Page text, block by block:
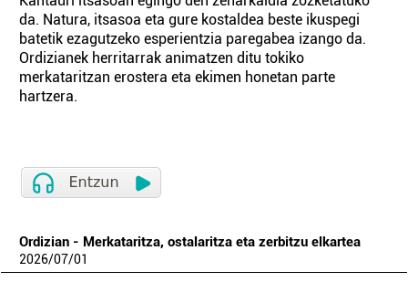
da. Natura, itsasoa eta gure kostaldea beste ikuspegi
batetik ezagutzeko esperientzia paregabea izango da.
Ordizianek herritarrak animatzen ditu tokiko
merkataritzan erostera eta ekimen honetan parte
hartzera.
Ordizian - Merkataritza, ostalaritza eta zerbitzu elkartea
2026/07/01